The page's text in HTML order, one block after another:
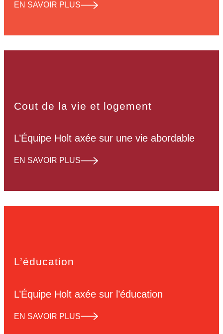
EN SAVOIR PLUS
Cout de la vie et logement
L’Équipe Holt axée sur une vie abordable
EN SAVOIR PLUS
L’éducation
L’Équipe Holt axée sur l’éducation
EN SAVOIR PLUS